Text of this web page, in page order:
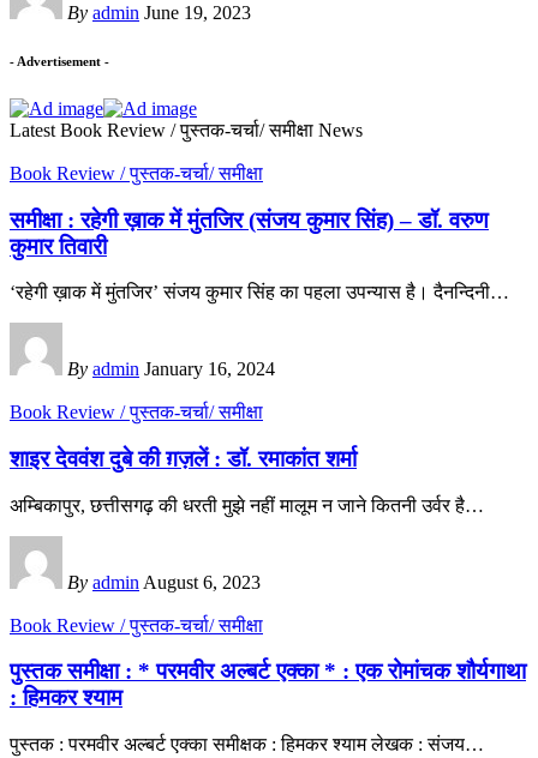
By admin June 19, 2023
- Advertisement -
Latest Book Review / पुस्तक-चर्चा/ समीक्षा News
Book Review / पुस्तक-चर्चा/ समीक्षा
समीक्षा : रहेगी ख़ाक में मुंतजिर (संजय कुमार सिंह) – डॉ. वरुण
कुमार तिवारी
‘रहेगी ख़ाक में मुंतजिर’ संजय कुमार सिंह का पहला उपन्यास है। दैनन्दिनी…
By admin January 16, 2024
Book Review / पुस्तक-चर्चा/ समीक्षा
शाइर देववंश दुबे की ग़ज़लें : डॉ. रमाकांत शर्मा
अम्बिकापुर, छत्तीसगढ़ की धरती मुझे नहीं मालूम न जाने कितनी उर्वर है…
By admin August 6, 2023
Book Review / पुस्तक-चर्चा/ समीक्षा
पुस्तक समीक्षा : * परमवीर अल्बर्ट एक्का * : एक रोमांचक शौर्यगाथा
: हिमकर श्याम
पुस्तक : परमवीर अल्बर्ट एक्का समीक्षक : हिमकर श्याम लेखक : संजय…